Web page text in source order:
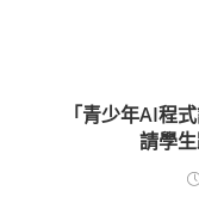
「青少年AI程
請學